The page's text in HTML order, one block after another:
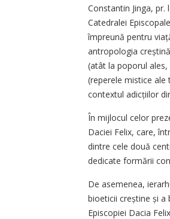
Constantin Jinga, pr.
Catedralei
împreună pentru
antropologia
(atât la poporul
(reperele mistice
contextul adicțiilor
În mijlocul celor
Daciei Felix, care,
dintre cele două
dedicate formării
De asemenea,
bioeticii creștine și a
Episcopiei Dacia